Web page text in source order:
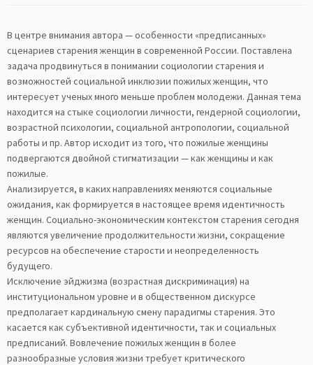
В центре внимания автора — особенности «предписанных»
сценариев старения женщин в современной России. Поставлена
задача продвинуться в понимании социологии старения и
возможностей социальной инклюзии пожилых женщин, что
интересует ученых много меньше проблем молодежи. Данная тема
находится на стыке социологии личности, гендерной социологии,
возрастной психологии, социальной антропологии, социальной
работы и пр. Автор исходит из того, что пожилые женщины
подвергаются двойной стигматизации — как женщины и как
пожилые.
Анализируется, в каких направлениях меняются социальные
ожидания, как формируется в настоящее время идентичность
женщин. Социально-экономическим контекстом старения сегодня
являются увеличение продолжительности жизни, сокращение
ресурсов на обеспечение старости и неопределенность
будущего.
Исключение эйджизма (возрастная дискриминация) на
институциональном уровне и в общественном дискурсе
предполагает кардинальную смену парадигмы старения. Это
касается как субъективной идентичности, так и социальных
предписаний. Вовлечение пожилых женщин в более
разнообразные условия жизни требует критического